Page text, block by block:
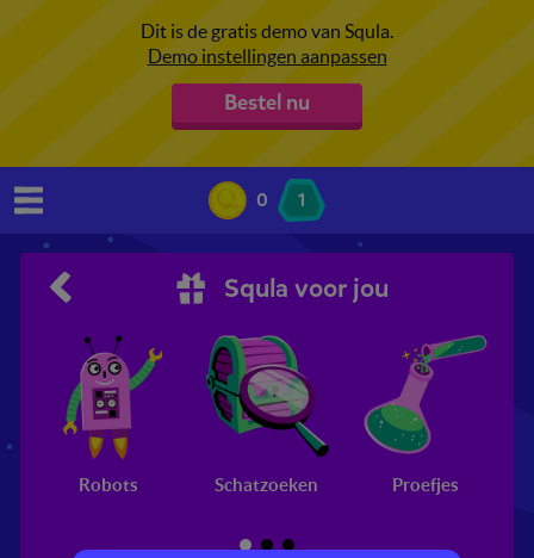
Dit is de gratis demo van Squla.
Demo instellingen aanpassen
Bestel nu
0 1
Squla voor jou
Robots Schatzoeken Proefjes